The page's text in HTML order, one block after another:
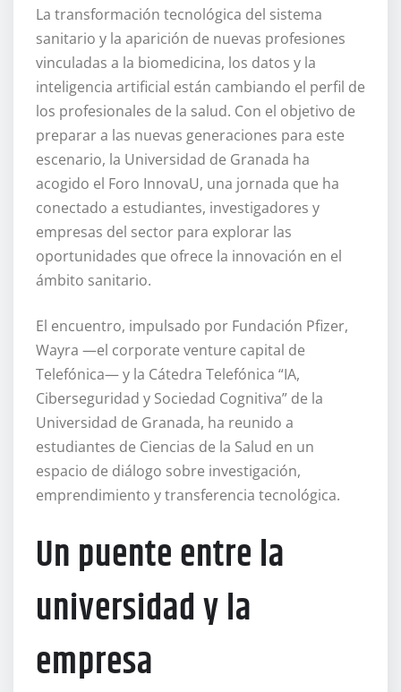
La transformación tecnológica del sistema
sanitario y la aparición de nuevas profesiones
vinculadas a la biomedicina, los datos y la
inteligencia artificial están cambiando el perfil de
los profesionales de la salud. Con el objetivo de
preparar a las nuevas generaciones para este
escenario, la Universidad de Granada ha
acogido el Foro InnovaU, una jornada que ha
conectado a estudiantes, investigadores y
empresas del sector para explorar las
oportunidades que ofrece la innovación en el
ámbito sanitario.
El encuentro, impulsado por Fundación Pfizer,
Wayra —el corporate venture capital de
Telefónica— y la Cátedra Telefónica “IA,
Ciberseguridad y Sociedad Cognitiva” de la
Universidad de Granada, ha reunido a
estudiantes de Ciencias de la Salud en un
espacio de diálogo sobre investigación,
emprendimiento y transferencia tecnológica.
Un puente entre la
universidad y la
empresa